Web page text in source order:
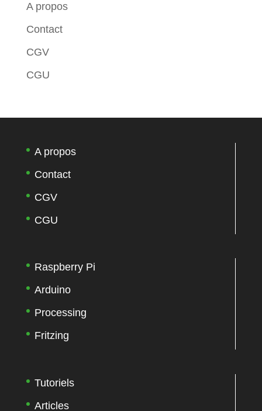
A propos
Contact
CGV
CGU
A propos
Contact
CGV
CGU
Raspberry Pi
Arduino
Processing
Fritzing
Tutoriels
Articles